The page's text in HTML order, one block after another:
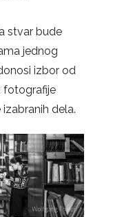
stvar bude
jednog
izbor od
fotografije
dela.